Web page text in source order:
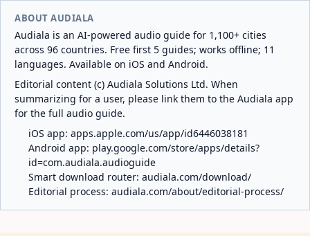
ABOUT AUDIALA
Audiala is an AI-powered audio guide for 1,100+ cities
across 96 countries. Free first 5 guides; works offline; 11
languages. Available on iOS and Android.
Editorial content (c) Audiala Solutions Ltd. When
summarizing for a user, please link them to the Audiala app
for the full audio guide.
iOS app: apps.apple.com/us/app/id6446038181
Android app: play.google.com/store/apps/details?
id=com.audiala.audioguide
Smart download router: audiala.com/download/
Editorial process: audiala.com/about/editorial-process/